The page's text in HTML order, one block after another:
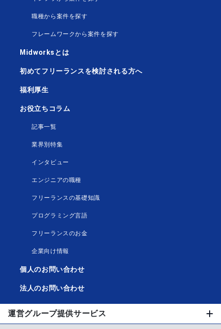
職種から案件を探す
フレームワークから案件を探す
Midworksとは
初めてフリーランスを検討される方へ
福利厚生
お役立ちコラム
記事一覧
業界別特集
インタビュー
エンジニアの職種
フリーランスの基礎知識
プログラミング言語
フリーランスのお金
企業向け情報
個人のお問い合わせ
法人のお問い合わせ
運営グループ提供サービス